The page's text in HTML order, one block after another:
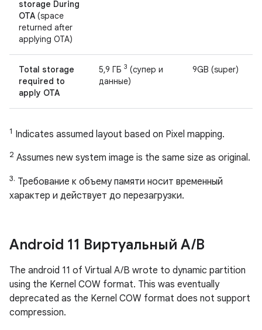
storage During
OTA (space
returned after
applying OTA)
Total storage
required to
apply OTA
5,9 ГБ 3 (супер и
данные)
9GB (super)
1 Indicates assumed layout based on Pixel mapping.
2 Assumes new system image is the same size as original.
3. Требование к объему памяти носит временный
характер и действует до перезагрузки.
Android 11 Виртуальный A/B
The android 11 of Virtual A/B wrote to dynamic partition
using the Kernel COW format. This was eventually
deprecated as the Kernel COW format does not support
compression.